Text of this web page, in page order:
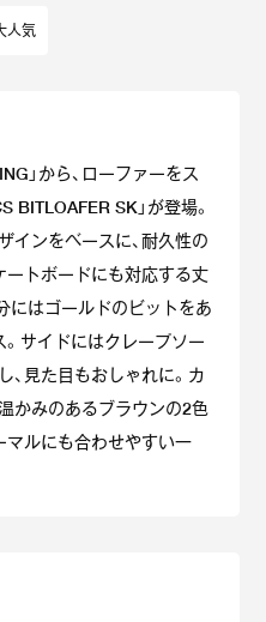
人気
」から、ローファーをス
BITLOAFER SK」が登場。
インをベースに、耐久性の
ートボードにも対応する丈
にはゴールドのビットをあ
。サイドにはクレープソー
、見た目もおしゃれに。カ
かみのあるブラウンの2色
マルにも合わせやすい一